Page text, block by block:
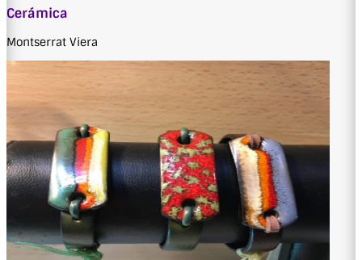
Cerámica
Montserrat Viera